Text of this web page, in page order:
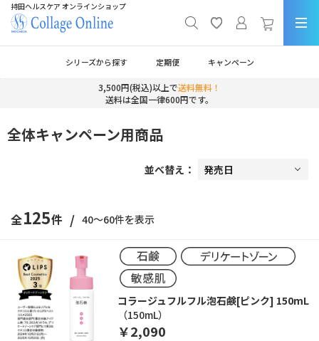
持田ヘルスケア オンラインショップ
シリーズから探す 定期便 キャンペーン
3,500円(税込)以上で送料無料！
送料は全国一律600円です。
全体キャンペーン用商品
並べ替え：
全125件 / 40～60件を表示
コラージュフルフル泡石鹸[ピンク] 150mL
（150mL）
￥2,090